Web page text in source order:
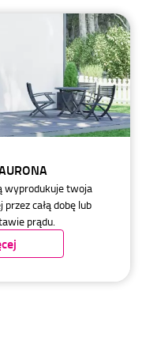
wyprodukuje twoja
całą dobę lub
prądu.